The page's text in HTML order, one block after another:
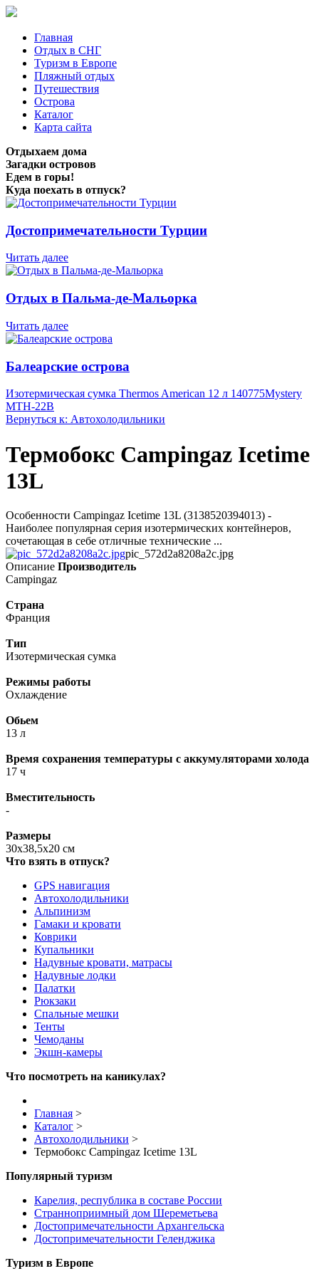
Главная
Отдых в СНГ
Туризм в Европе
Пляжный отдых
Путешествия
Острова
Каталог
Карта сайта
Отдыхаем дома
Загадки островов
Едем в горы!
Куда поехать в отпуск?
Достопримечательности Турции
Читать далее
Отдых в Пальма-де-Мальорка
Читать далее
Балеарские острова
Изотермическая сумка Thermos American 12 л 140775Mystery
MTH-22B
Вернуться к: Автохолодильники
Термобокс Campingaz Icetime
13L
Особенности Campingaz Icetime 13L (3138520394013) -
Наиболее популярная серия изотермических контейнеров,
сочетающая в себе отличные технические ...
pic_572d2a8208a2c.jpg
Описание Производитель
Campingaz
Страна
Франция
Тип
Изотермическая сумка
Режимы работы
Охлаждение
Обьем
13 л
Время сохранения температуры с аккумуляторами холода
17 ч
Вместительность
-
Размеры
30х38,5х20 см
Что взять в отпуск?
GPS навигация
Автохолодильники
Альпинизм
Гамаки и кровати
Коврики
Купальники
Надувные кровати, матрасы
Надувные лодки
Палатки
Рюкзаки
Спальные мешки
Тенты
Чемоданы
Экшн-камеры
Что посмотреть на каникулах?
Главная >
Каталог >
Автохолодильники >
Термобокс Campingaz Icetime 13L
Популярный туризм
Карелия, республика в составе России
Странноприимный дом Шереметьева
Достопримечательности Архангельска
Достопримечательности Геленджика
Туризм в Европе